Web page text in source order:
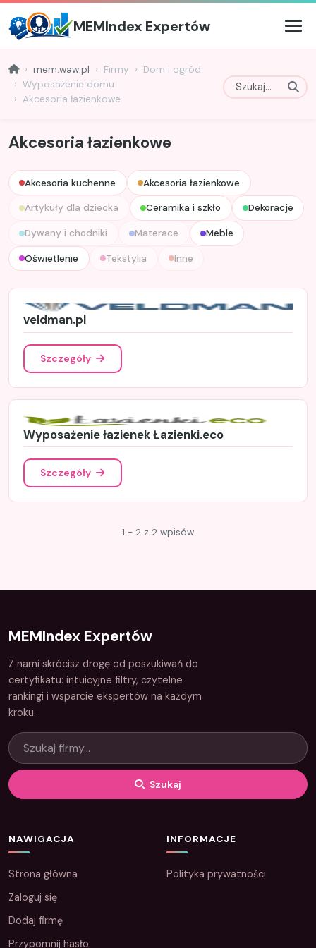
MEMIndex Expertów
mem.waw.pl Firmy
Dom i ogród
Wyposażenie domu
Akcesoria łazienkowe
Akcesoria łazienkowe
Akcesoria kuchenne Akcesoria łazienkowe
Artykuły dla dziecka Ceramika i szkło Dekoracje
Dywany i chodniki Materace Meble
Oświetlenie Tekstylia Inne
veldman.pl
Szczegóły
Wyposażenie łazienek Łazienki.eco
Szczegóły
1 - 2 z 2 wpisów
MEMIndex Expertów
Z nami skrócisz drogę od poszukiwań do
certyfikatu: intuicyjne filtry, czytelne
rankingi i wsparcie ekspertów na każdym
kroku.
Szukaj
NAWIGACJA
Strona główna
Zaloguj się
Dodaj firmę
Przypomnij hasło
INFORMACJE
Polityka prywatności